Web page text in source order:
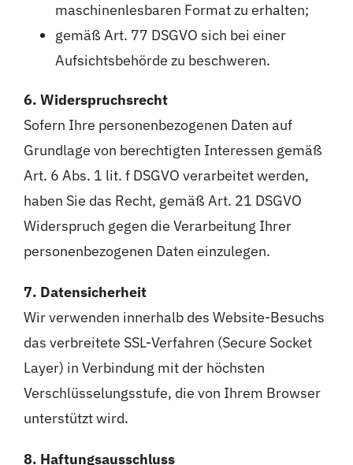
maschinenlesbaren Format zu erhalten;
gemäß Art. 77 DSGVO sich bei einer
Aufsichtsbehörde zu beschweren.
6. Widerspruchsrecht
Sofern Ihre personenbezogenen Daten auf
Grundlage von berechtigten Interessen gemäß
Art. 6 Abs. 1 lit. f DSGVO verarbeitet werden,
haben Sie das Recht, gemäß Art. 21 DSGVO
Widerspruch gegen die Verarbeitung Ihrer
personenbezogenen Daten einzulegen.
7. Datensicherheit
Wir verwenden innerhalb des Website-Besuchs
das verbreitete SSL-Verfahren (Secure Socket
Layer) in Verbindung mit der höchsten
Verschlüsselungsstufe, die von Ihrem Browser
unterstützt wird.
8. Haftungsausschluss